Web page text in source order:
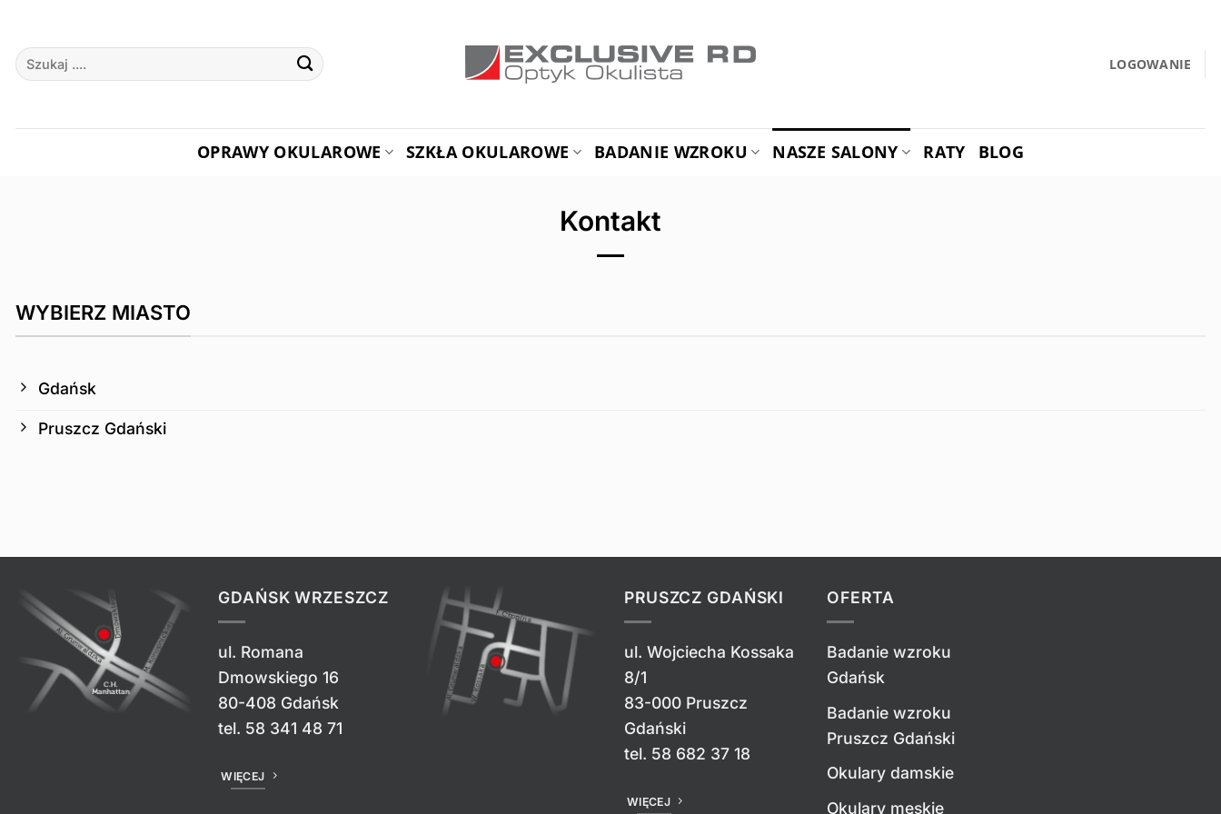
zawartości
Szukaj: LOGOWANIE
OPRAWY OKULAROWE SZKŁA OKULAROWE BADANIE WZROKU NASZE SALONY RATY BLOG
Kontakt
WYBIERZ MIASTO
Gdańsk
Pruszcz Gdański
GDAŃSK WRZESZCZ
ul. Romana
Dmowskiego 16
80-408 Gdańsk
tel. 58 341 48 71
WIĘCEJ
PRUSZCZ GDAŃSKI
ul. Wojciecha Kossaka
8/1
83-000 Pruszcz
Gdański
tel. 58 682 37 18
WIĘCEJ
OFERTA
Badanie wzroku
Gdańsk
Badanie wzroku
Pruszcz Gdański
Okulary damskie
Okulary męskie